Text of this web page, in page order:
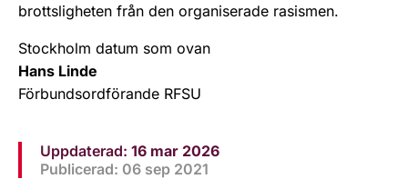
brottsligheten från den organiserade rasismen.
Stockholm datum som ovan
Hans Linde
Förbundsordförande RFSU
Uppdaterad: 16 mar 2026
Publicerad: 06 sep 2021